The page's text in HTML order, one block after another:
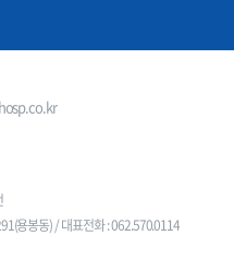
용봉동) / 대표전화 : 062.570.0114